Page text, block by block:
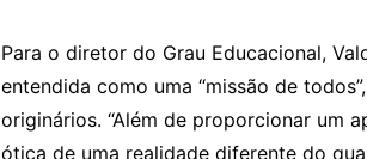
Para o diretor do Grau Educacional,
entendida como uma “missão de
originários. “Além de proporcionar um
ótica de uma realidade diferente do